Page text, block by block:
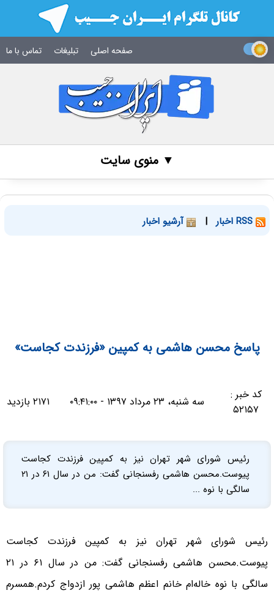
صفحه اصلی تبلیغات تماس با ما
▼ منوی سایت
| آرشیو اخبار
پاسخ محسن هاشمی به کمپین «فرزندت کجاست»
کد خبر :
۵۲۱۵۷
سه شنبه، ۲۳ مرداد ۱۳۹۷ - ۰۹:۴۱:۰۰ ۲۱۷۱ بازدید
رئیس شورای شهر تهران نیز به کمپین فرزندت کجاست
پیوست.محسن هاشمی رفسنجانی گفت: من در سال ۶۱ در ۲۱
سالگی با نوه ...
رئیس شورای شهر تهران نیز به کمپین فرزندت کجاست
پیوست.محسن هاشمی رفسنجانی گفت: من در سال ۶۱ در ۲۱
سالگی با نوه خاله‌ام خانم اعظم هاشمی پور ازدواج کردم.همسرم